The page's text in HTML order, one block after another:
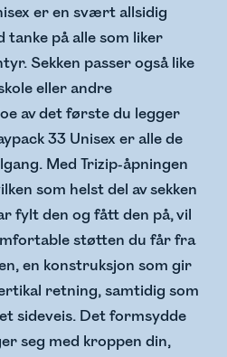
er en svært allsidig
tanke på alle som liker
Sekken passer også like
eller andre
av det første du legger
33 Unisex er alle de
Med Trizip-åpningen
som helst del av sekken
fylt den og fått den på, vil
støtten du får fra
en konstruksjon som gir
retning, samtidig som
sideveis. Det formsydde
seg med kroppen din,